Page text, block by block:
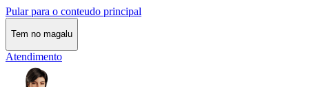
Pular para o conteudo principal
Tem no magalu
Atendimento